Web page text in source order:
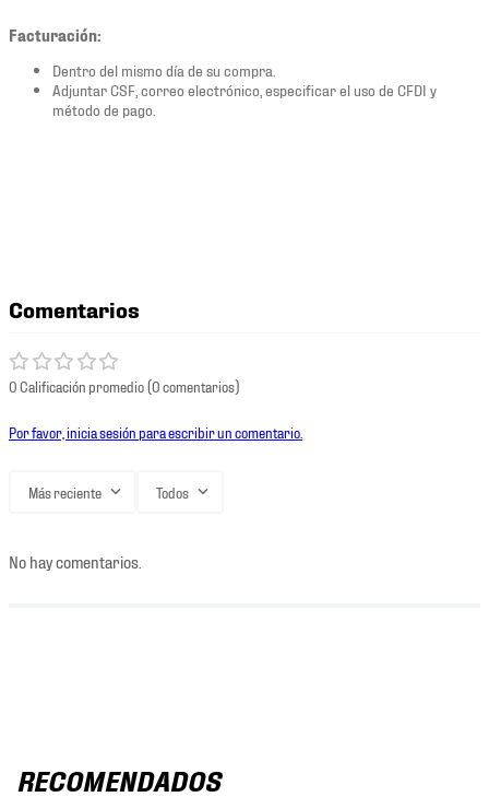
Facturación:
Dentro del mismo día de su compra.
Adjuntar CSF, correo electrónico, especificar el uso de CFDI y
método de pago.
Comentarios
0 Calificación promedio(0 comentarios)
Por favor, inicia sesión para escribir un comentario.
Más reciente Todos
No hay comentarios.
RECOMENDADOS